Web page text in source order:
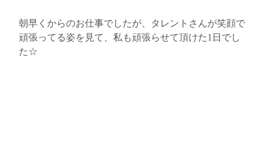
朝早くからのお仕事でしたが、タレントさんが笑顔で
頑張ってる姿を見て、私も頑張らせて頂けた1 日でし
た☆